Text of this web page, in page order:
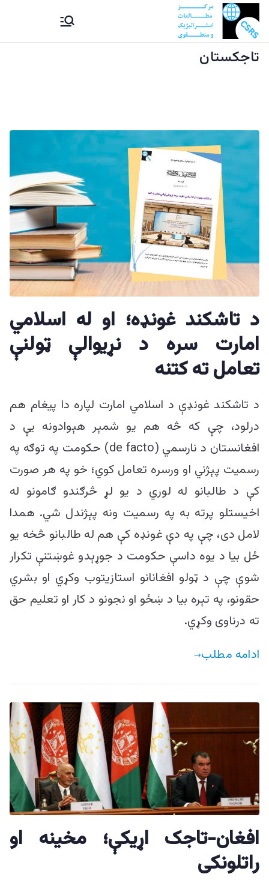
to
content
CSRS |
استراتیژيک
و منطقوی |
د
ستراتېژیکو
او سیمه
ییزو څېړنو
مرکز
مرکز مطالعات استراتیژيک و
منطقوی دستراتېژیکو او
تاجکستان
د تاشکند غونډه؛ او له اسلامي
امارت سره د نړیوالې ټولنې
تعامل ته کتنه
د تاشکند غونډې د اسلامي امارت لپاره دا پیغام هم
درلود، چې که څه هم یو شمېر هېوادونه یې د
افغانستان د نارسمي (de facto) حکومت په توګه په
رسمیت پېژني او ورسره تعامل کوي؛ خو په هر صورت
کې د طالبانو له لوري د یو لړ څرګندو ګامونو له
اخیستلو پرته به په رسمیت ونه پېژندل شي. همدا
لامل دی، چې په دې غونډه کې هم له طالبانو څخه یو
ځل بیا د یوه داسې حکومت د جوړېدو غوښتنې تکرار
شوې چې د ټولو افغانانو استازیتوب وکړي او بشري
حقونو، په تېره بیا د ښځو او نجونو د کار او تعلیم حق
ته درناوی وکړي.
ادامه مطلب
افغان-تاجک اړیکې؛ مخینه او
راتلونکی